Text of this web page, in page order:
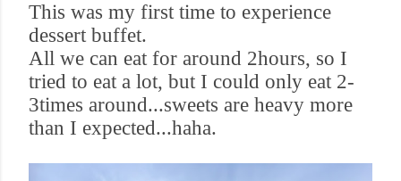
This was my first time to experience
dessert buffet.
All we can eat for around 2hours, so I
tried to eat a lot, but I could only eat 2-
3times around...sweets are heavy more
than I expected...haha.